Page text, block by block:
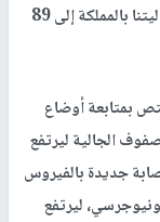
"كورونا"، ليرتفع عدد حالات الوفاة في صفوف جاليتنا بالمملكة إلى 89
بمتابعة أوضاع
الجالية ليرتفع
الوفاة إلى 77 حالة، فيما سجلت 27 إصابة جديدة بالفيروس
ليرتفع